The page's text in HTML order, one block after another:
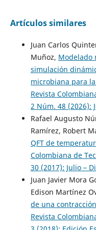
Artículos similares
Juan Carlos
Muñoz, Modelado
simulación
microbiana para
Revista
2 Núm. 48 (2026):
Rafael Augusto
Ramírez, Robert
QFT de
Colombiana de
30 (2017): Julio –
Juan Javier Mora
Edison Martínez
de una
Revista